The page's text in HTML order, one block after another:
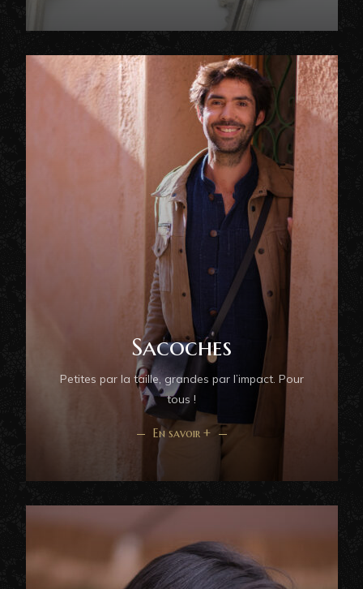
Sacoches
Petites par la taille, grandes par l’impact. Pour
tous !
En savoir +